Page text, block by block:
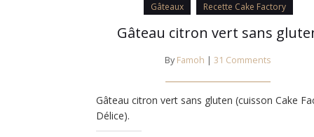
Gâteaux Recette Cake Factory
Gâteau citron vert sans
By Famoh | 31 Comments
Gâteau citron vert sans gluten (cuisson Cake
Délice).